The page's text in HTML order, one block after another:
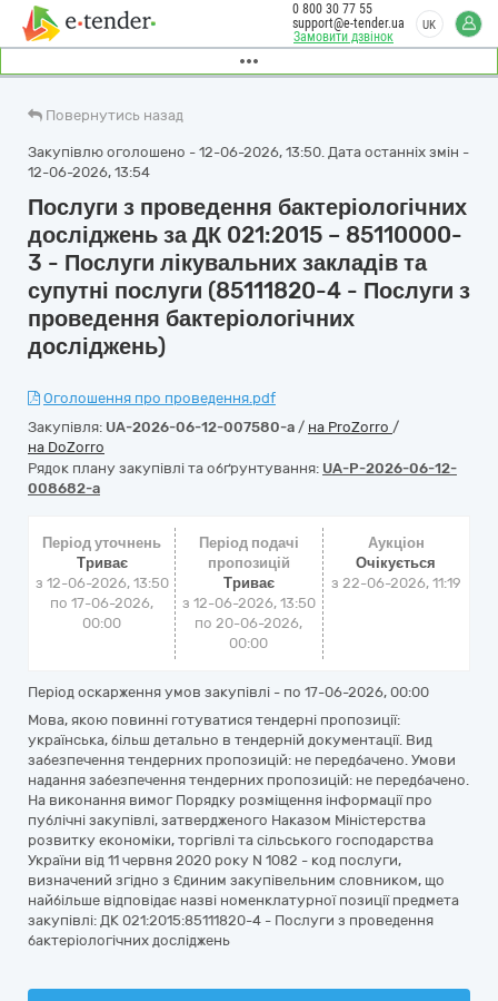
Замовити дзвінок
0 800 30 77 55
support@e-tender.ua
UK
Повернутись назад
Закупівлю оголошено - 12-06-2026, 13:50. Дата останніх змін -
12-06-2026, 13:54
Послуги з проведення бактеріологічних
досліджень за ДК 021:2015 – 85110000-
3 - Послуги лікувальних закладів та
супутні послуги (85111820-4 - Послуги з
проведення бактеріологічних
досліджень)
Оголошення про проведення.pdf
Закупівля: UA-2026-06-12-007580-a / на ProZorro /
на DoZorro
Рядок плану закупівлі та обґрунтування: UA-P-2026-06-12-
008682-a
Період уточнень
Триває
з 12-06-2026, 13:50
по 17-06-2026,
00:00
Період подачі
пропозицій
Триває
з 12-06-2026, 13:50
по 20-06-2026,
00:00
Аукціон
Очікується
з 22-06-2026, 11:19
Період оскарження умов закупівлі - по 17-06-2026, 00:00
Мова, якою повинні готуватися тендерні пропозиції:
українська, більш детально в тендерній документації. Вид
забезпечення тендерних пропозицій: не передбачено. Умови
надання забезпечення тендерних пропозицій: не передбачено.
На виконання вимог Порядку розміщення інформації про
публічні закупівлі, затвердженого Наказом Міністерства
розвитку економіки, торгівлі та сільського господарства
України від 11 червня 2020 року N 1082 - код послуги,
визначений згідно з Єдиним закупівельним словником, що
найбільше відповідає назві номенклатурної позиції предмета
закупівлі: ДК 021:2015:85111820-4 - Послуги з проведення
бактеріологічних досліджень